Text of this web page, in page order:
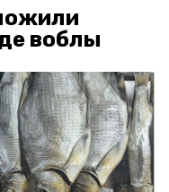
воблы